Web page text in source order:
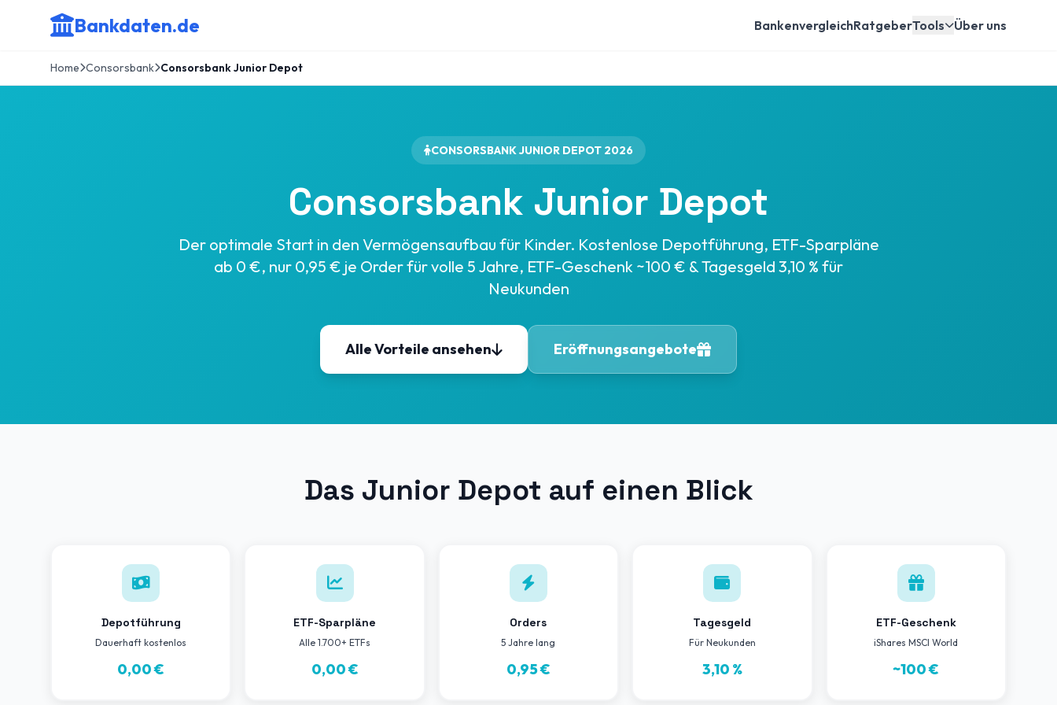
Bankdaten.de BankenvergleichRatgeberTools Über uns
Home Consorsbank Consorsbank Junior Depot
CONSORSBANK JUNIOR DEPOT 2026
Consorsbank Junior Depot
Der optimale Start in den Vermögensaufbau für Kinder. Kostenlose Depotführung, ETF-Sparpläne
ab 0 €, nur 0,95 € je Order für volle 5 Jahre, ETF-Geschenk ~100 € & Tagesgeld 3,10 % für
Neukunden
Alle Vorteile ansehen Eröffnungsangebote
Das Junior Depot auf einen Blick
Depotführung
Dauerhaft kostenlos
0,00 €
ETF-Sparpläne
Alle 1.700+ ETFs
0,00 €
Orders
5 Jahre lang
0,95 €
Tagesgeld
Für Neukunden
3,10 %
ETF-Geschenk
iShares MSCI World
~100 €